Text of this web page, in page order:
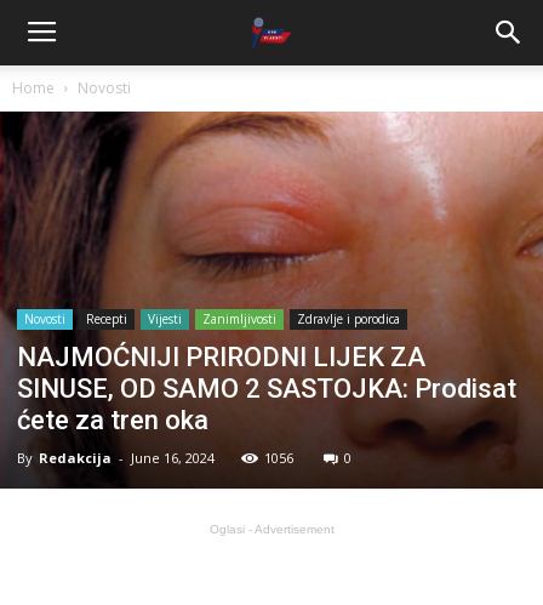
Home Novosti
Novosti Recepti Vijesti Zanimljivosti Zdravlje i porodica
NAJMOĆNIJI PRIRODNI LIJEK ZA
SINUSE, OD SAMO 2 SASTOJKA: Prodisat
ćete za tren oka
By Redakcija - June 16, 2024 1056 0
Oglasi - Advertisement